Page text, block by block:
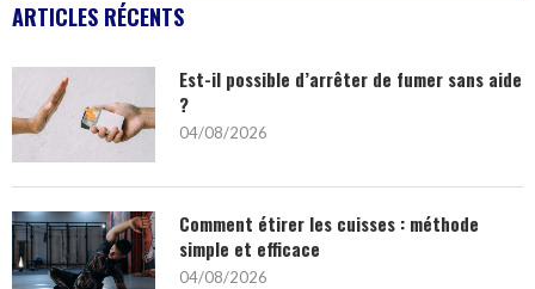
ARTICLES RÉCENTS
Est-il possible d’arrêter de fumer sans aide
?
04/08/2026
Comment étirer les cuisses : méthode
simple et efficace
04/08/2026